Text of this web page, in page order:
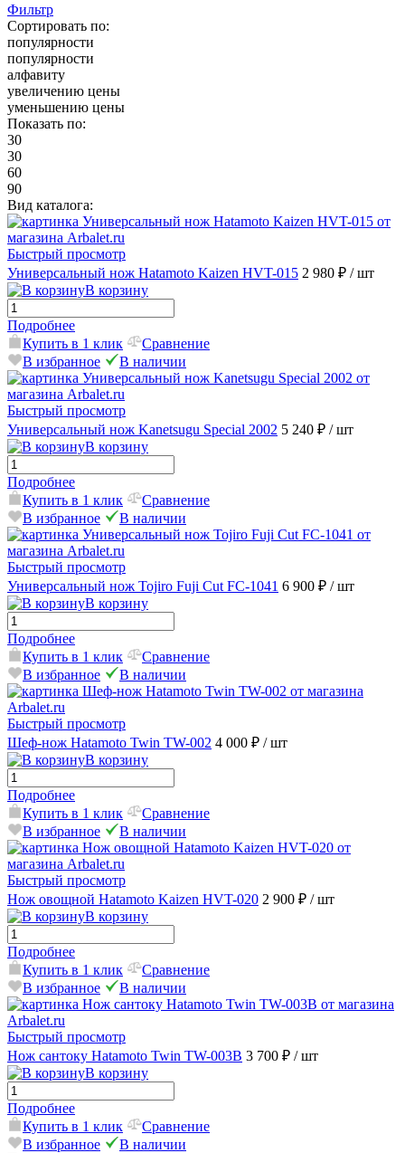
Фильтр
Сортировать по:
популярности
популярности
алфавиту
увеличению цены
уменьшению цены
Показать по:
30
30
60
90
Вид каталога:
Быстрый просмотр
Универсальный нож Hatamoto Kaizen HVT-015 2 980 ₽ / шт
В корзину
Подробнее
Купить в 1 клик
Сравнение
В избранное
В наличии
Быстрый просмотр
Универсальный нож Kanetsugu Special 2002 5 240 ₽ / шт
В корзину
Подробнее
Купить в 1 клик
Сравнение
В избранное
В наличии
Быстрый просмотр
Универсальный нож Tojiro Fuji Cut FC-1041 6 900 ₽ / шт
В корзину
Подробнее
Купить в 1 клик
Сравнение
В избранное
В наличии
Быстрый просмотр
Шеф-нож Hatamoto Twin TW-002 4 000 ₽ / шт
В корзину
Подробнее
Купить в 1 клик
Сравнение
В избранное
В наличии
Быстрый просмотр
Нож овощной Hatamoto Kaizen HVT-020 2 900 ₽ / шт
В корзину
Подробнее
Купить в 1 клик
Сравнение
В избранное
В наличии
Быстрый просмотр
Нож сантоку Hatamoto Twin TW-003B 3 700 ₽ / шт
В корзину
Подробнее
Купить в 1 клик
Сравнение
В избранное
В наличии